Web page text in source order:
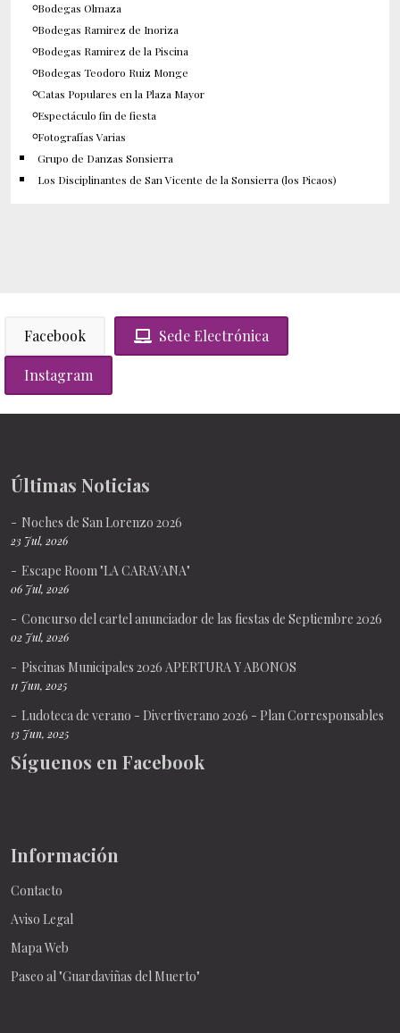
Bodegas Olmaza
Bodegas Ramirez de Inoriza
Bodegas Ramirez de la Piscina
Bodegas Teodoro Ruiz Monge
Catas Populares en la Plaza Mayor
Espectáculo fin de fiesta
Fotografías Varias
Grupo de Danzas Sonsierra
Los Disciplinantes de San Vicente de la Sonsierra (los Picaos)
Facebook Sede Electrónica
Instagram
Últimas Noticias
Noches de San Lorenzo 2026
23 Jul, 2026
Escape Room "LA CARAVANA"
06 Jul, 2026
Concurso del cartel anunciador de las fiestas de Septiembre 2026
02 Jul, 2026
Piscinas Municipales 2026 APERTURA Y ABONOS
11 Jun, 2025
Ludoteca de verano - Divertiverano 2026 - Plan Corresponsables
13 Jun, 2025
Síguenos en Facebook
Información
Contacto
Aviso Legal
Mapa Web
Paseo al "Guardaviñas del Muerto"